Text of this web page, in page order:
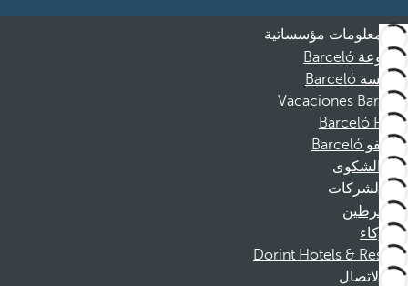
معلومات مؤسساتية
مجموعة Barceló
مؤسسة Barceló
Vacaciones Barceló
Barceló Films
موظفو Barceló
قناة الشكوى
الشركات
المنخرطين
الشركاء
Dorint Hotels & Resorts
الاتصال